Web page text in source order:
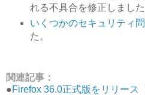
れる不具合を修正しました
いくつかのセキュリティ
た。
関連記事：
●Firefox 36.0正式版をリリース